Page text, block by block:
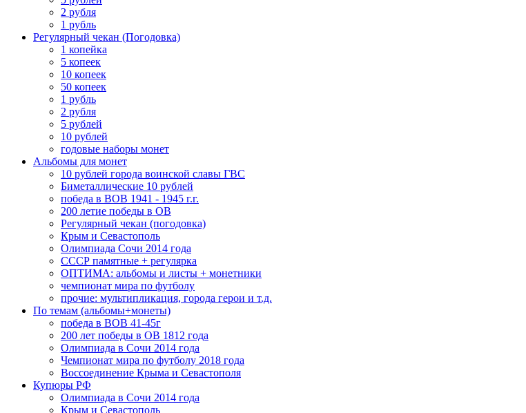
2 рубля
1 рубль
Регулярный чекан (Погодовка)
1 копейка
5 копеек
10 копеек
50 копеек
1 рубль
2 рубля
5 рублей
10 рублей
годовые наборы монет
Альбомы для монет
10 рублей города воинской славы ГВС
Биметаллические 10 рублей
победа в ВОВ 1941 - 1945 г.г.
200 летие победы в ОВ
Регулярный чекан (погодовка)
Крым и Севастополь
Олимпиада Сочи 2014 года
СССР памятные + регулярка
ОПТИМА: альбомы и листы + монетники
чемпионат мира по футболу
прочие: мультипликация, города герои и т.д.
По темам (альбомы+монеты)
победа в ВОВ 41-45г
200 лет победы в ОВ 1812 года
Олимпиада в Сочи 2014 года
Чемпионат мира по футболу 2018 года
Воссоединение Крыма и Севастополя
Купюры РФ
Олимпиада в Сочи 2014 года
Крым и Севастополь